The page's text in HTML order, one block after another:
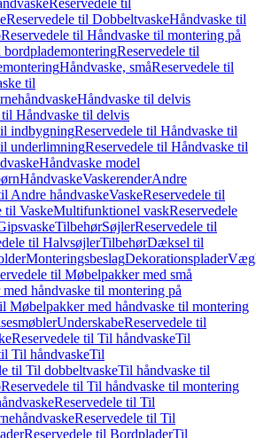
Reservedele til
Reservedele til DobbeltvaskeHåndvaske til
Reservedele til Håndvaske til montering på
Reservedele til
Håndvaske, småReservedele til
til
Håndvaske til delvis
til Håndvaske til delvis
indbygningReservedele til Håndvaske til
underlimningReservedele til Håndvaske til
Håndvaske model
HåndvaskeVaskerenderAndre
Andre håndvaskeVaskeReservedele til
til VaskeMultifunktionel vaskReservedele
TilbehørSøjlerReservedele til
til HalvsøjlerTilbehørDæksel til
MonteringsbeslagDekorationsplader
til Møbelpakker med små
håndvaske til montering på
Møbelpakker med håndvaske til montering
UnderskabeReservedele til
Reservedele til Til håndvaskeTil
Til håndvaskeTil
til Til dobbeltvaskeTil håndvaske til
Reservedele til Til håndvaske til montering
Reservedele til Til
Reservedele til Til
Reservedele til BordpladerTil